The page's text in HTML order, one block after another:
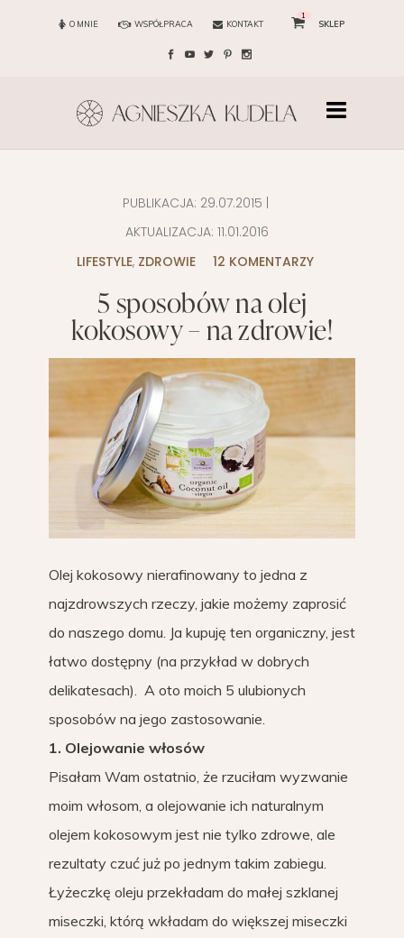
O MNIE WSPÓŁPRACA KONTAKT
1
SKLEP
PUBLIKACJA: 29.07.2015
AKTUALIZACJA: 11.01.2016
LIFESTYLE, ZDROWIE 12 KOMENTARZY
5 sposobów na olej
kokosowy – na zdrowie!
Olej kokosowy nierafinowany to jedna z
najzdrowszych rzeczy, jakie możemy zaprosić
do naszego domu. Ja kupuję ten organiczny, jest
łatwo dostępny (na przykład w dobrych
delikatesach). A oto moich 5 ulubionych
sposobów na jego zastosowanie.
1. Olejowanie włosów
Pisałam Wam ostatnio, że rzuciłam wyzwanie
moim włosom, a olejowanie ich naturalnym
olejem kokosowym jest nie tylko zdrowe, ale
rezultaty czuć już po jednym takim zabiegu.
Łyżeczkę oleju przekładam do małej szklanej
miseczki, którą wkładam do większej miseczki